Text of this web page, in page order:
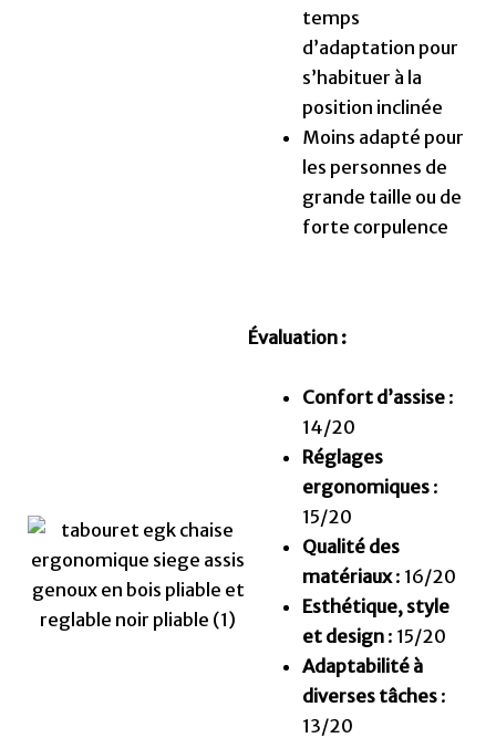
temps
d’adaptation pour
s’habituer à la
position inclinée
Moins adapté pour
les personnes de
grande taille ou de
forte corpulence
Évaluation :
Confort d’assise :
14/20
Réglages
ergonomiques :
15/20
Qualité des
matériaux: 16/20
Esthétique, style
et design : 15/20
Adaptabilité à
diverses tâches :
13/20